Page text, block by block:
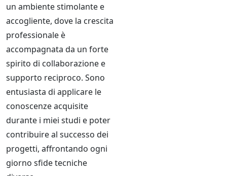
un ambiente stimolante e
accogliente, dove la crescita
professionale è
accompagnata da un forte
spirito di collaborazione e
supporto reciproco. Sono
entusiasta di applicare le
conoscenze acquisite
durante i miei studi e poter
contribuire al successo dei
progetti, affrontando ogni
giorno sfide tecniche